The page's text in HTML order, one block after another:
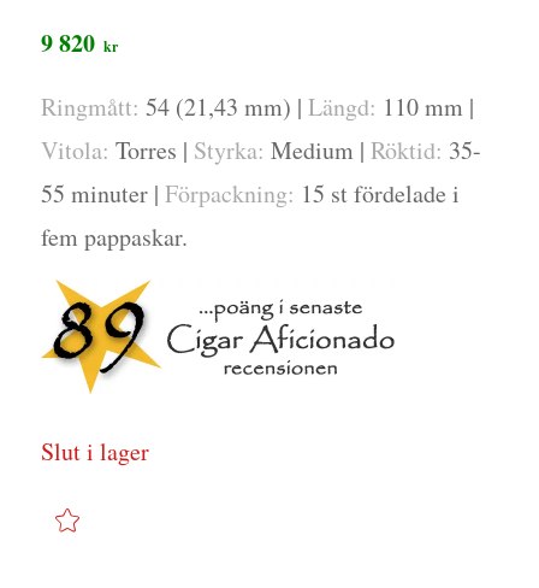
9 820 kr
Ringmått: 54 (21,43 mm) | Längd: 110 mm |
Vitola: Torres | Styrka: Medium | Röktid: 35-
55 minuter | Förpackning: 15 st fördelade i
fem pappaskar.
Slut i lager